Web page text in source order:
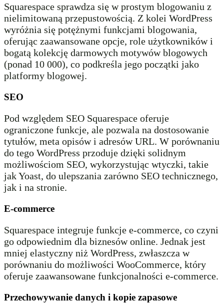
Squarespace sprawdza się w prostym blogowaniu z
nielimitowaną przepustowością. Z kolei WordPress
wyróżnia się potężnymi funkcjami blogowania,
oferując zaawansowane opcje, role użytkowników i
bogatą kolekcję darmowych motywów blogowych
(ponad 10 000), co podkreśla jego początki jako
platformy blogowej.
SEO
Pod względem SEO Squarespace oferuje
ograniczone funkcje, ale pozwala na dostosowanie
tytułów, meta opisów i adresów URL. W porównaniu
do tego WordPress przoduje dzięki solidnym
możliwościom SEO, wykorzystując wtyczki, takie
jak Yoast, do ulepszania zarówno SEO technicznego,
jak i na stronie.
E-commerce
Squarespace integruje funkcje e-commerce, co czyni
go odpowiednim dla biznesów online. Jednak jest
mniej elastyczny niż WordPress, zwłaszcza w
porównaniu do możliwości WooCommerce, który
oferuje zaawansowane funkcjonalności e-commerce.
Przechowywanie danych i kopie zapasowe